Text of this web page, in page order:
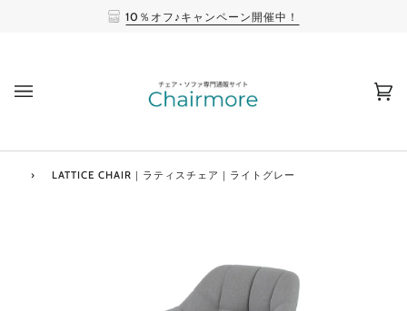
10％オフ♪キャンペーン開催中！
› LATTICE CHAIR｜ラティスチェア｜ライトグレー